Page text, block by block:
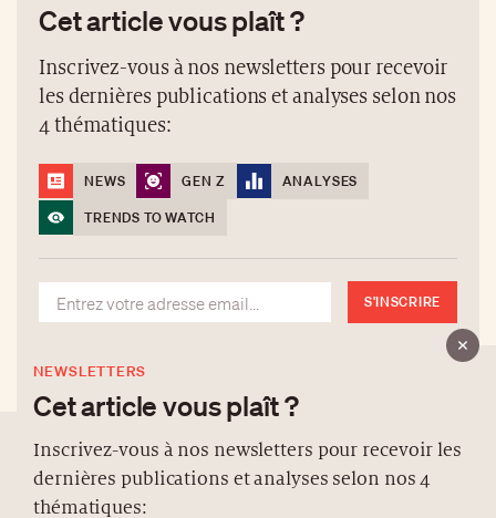
Cet article vous plaît ?
Inscrivez-vous à nos newsletters pour recevoir
les dernières publications et analyses selon nos
4 thématiques:
NEWS GEN Z
ANALYSES
TRENDS TO WATCH
S'INSCRIRE
NEWSLETTERS
Cet article vous plaît ?
Inscrivez-vous à nos newsletters pour recevoir les
dernières publications et analyses selon nos 4
thématiques:
À PROPOS